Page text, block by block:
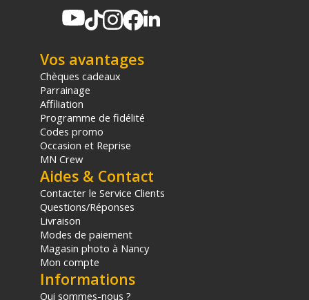
Vos avantages
Chèques cadeaux
Parrainage
Affiliation
Programme de fidélité
Codes promo
Occasion et Reprise
MN Crew
Aides & Contact
Contacter le Service Clients
Questions/Réponses
Livraison
Modes de paiement
Magasin photo à Nancy
Mon compte
Informations
Qui sommes-nous ?